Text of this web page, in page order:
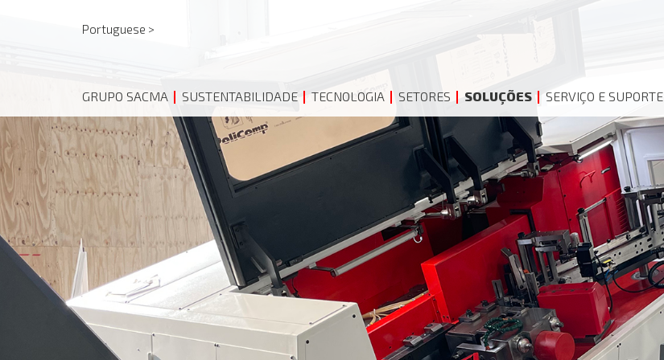
Portuguese >
GRUPO SACMA SUSTENTABILIDADE TECNOLOGIA SETORES SOLUÇÕES SERVIÇO E SUPORTE